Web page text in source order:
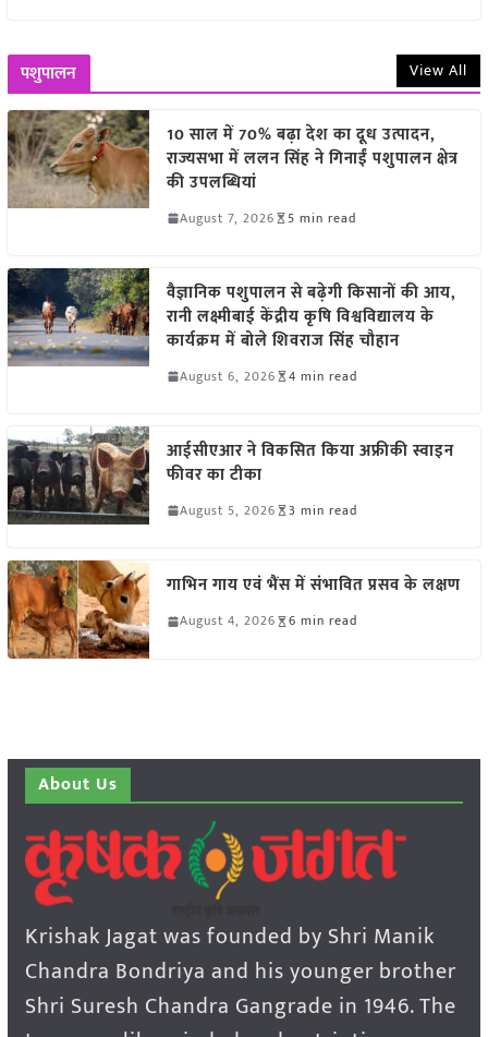
पशुपालन View All
10 साल में 70% बढ़ा देश का दूध उत्पादन,
राज्यसभा में ललन सिंह ने गिनाईं पशुपालन क्षेत्र
की उपलब्धियां
August 7, 2026 5 min read
वैज्ञानिक पशुपालन से बढ़ेगी किसानों की आय,
रानी लक्ष्मीबाई केंद्रीय कृषि विश्वविद्यालय के
कार्यक्रम में बोले शिवराज सिंह चौहान
August 6, 2026 4 min read
आईसीएआर ने विकसित किया अफ्रीकी स्वाइन
फीवर का टीका
August 5, 2026 3 min read
गाभिन गाय एवं भैंस में संभावित प्रसव के लक्षण
August 4, 2026 6 min read
About Us
Krishak Jagat was founded by Shri Manik
Chandra Bondriya and his younger brother
Shri Suresh Chandra Gangrade in 1946. The